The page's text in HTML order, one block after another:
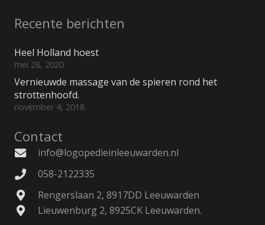
Recente berichten
Heel Holland hoest
mei 28, 2020
Vernieuwde massage van de spieren rond het
strottenhoofd.
november 4, 2018
Contact
info@logopedieinleeuwarden.nl
058-2122335
Rengerslaan 2, 8917DD Leeuwarden
Lieuwenburg 2, 8925CK Leeuwarden.